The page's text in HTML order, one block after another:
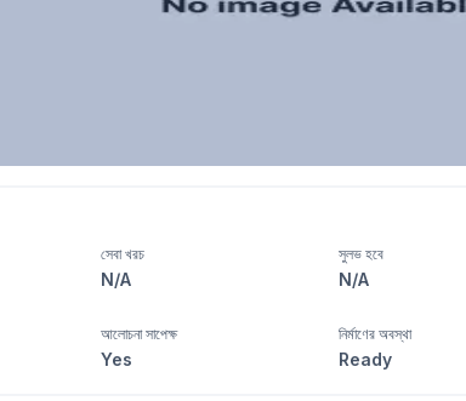
সেবা খরচ
N/A
সুলভ হবে
N/A
আলোচনা সাপেক্ষ
Yes
নির্মাণের অবস্থা
Ready